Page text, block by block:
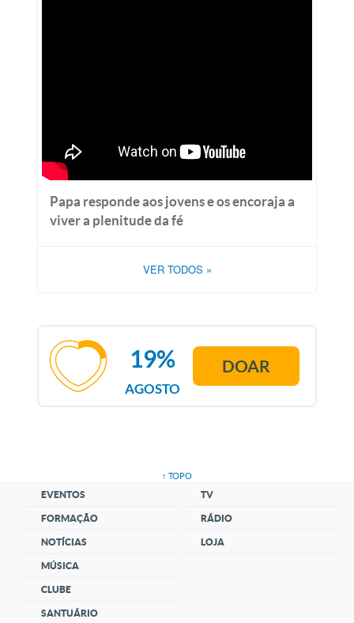
Papa responde aos jovens e os encoraja a
viver a plenitude da fé
VER TODOS »
AGOSTO
19% DOAR
↑ TOPO
EVENTOS
FORMAÇÃO
NOTÍCIAS
MÚSICA
CLUBE
SANTUÁRIO
TV
RÁDIO
LOJA